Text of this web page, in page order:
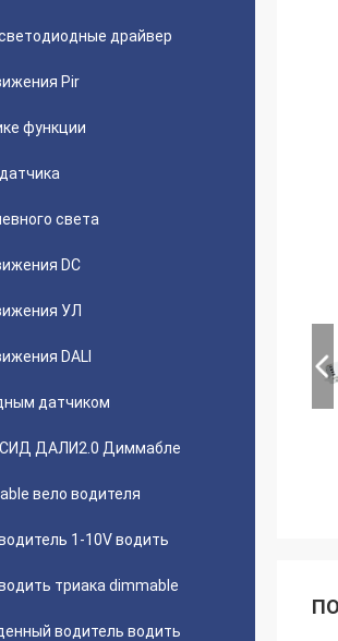
драйвер
Pir
функции
света
DC
УЛ
DALI
датчиком
СИД ДАЛИ2.0 Диммабле
вело водителя
1-10V водить
триака dimmable
водитель водить